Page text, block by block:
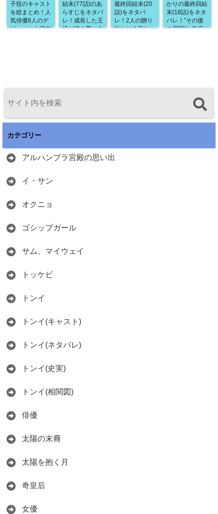
子役のキャスト
を総まとめ！人
気俳優8人のデ
ビューから現在
結末(77話)のあ
らすじをネタバ
レ！成長した王
様が描く夢と亡
最終回結末(20
話)をネタバ
レ！2人の贈り
物とは？悲し
かりの最終回結
末(18話)をネタ
バレ！”その後
の展開”も徹底
カテゴリー
アルハンブラ宮殿の思い出
イ・サン
オクニョ
ゴシップガール
サム、マイウェイ
トッケビ
トンイ
トンイ(キャスト)
トンイ(ネタバレ)
トンイ(史実)
トンイ(相関図)
俳優
太陽の末裔
太陽を抱く月
奇皇后
女優